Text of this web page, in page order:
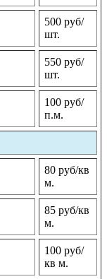
500 руб/
шт.
550 руб/
шт.
100 руб/
п.м.
80 руб/кв
м.
85 руб/кв
м.
100 руб/
кв м.